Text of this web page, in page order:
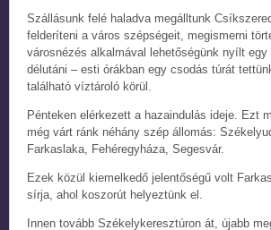
Szállásunk felé haladva megálltunk
felderíteni a város szépségeit, megismerni
városnézés alkalmával lehetőségünk nyílt
délutáni – esti órákban egy csodás túrát
található víztároló körül.
Pénteken elérkezett a hazaindulás ideje. Ezt
még várt ránk néhány szép állomás:
Farkaslaka, Fehéregyháza, Segesvár.
Ezek közül kiemelkedő jelentőségű volt
sírja, ahol koszorút helyeztünk el.
Innen tovább Székelykeresztúron át, újabb